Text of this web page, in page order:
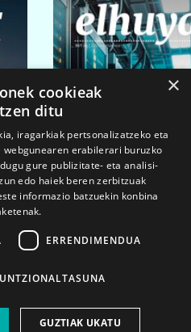
2026ko mar. 1a
×
cookieak
ditu
iragarkiak pertsonalizatzeko eta
erabilerari buruzko
gure publizitate- eta analisi-
edo haiek beren zerbitzuak
informazio batzuekin konbina
ERRENDIMENDUA
GUZTIAK UKATU